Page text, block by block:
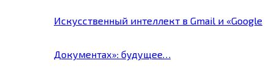
Искусственный интеллект в Gmail и «Google
Документах»: будущее…